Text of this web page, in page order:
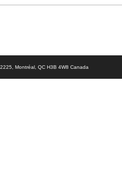
Montréal, QC H3B 4W8 Canada